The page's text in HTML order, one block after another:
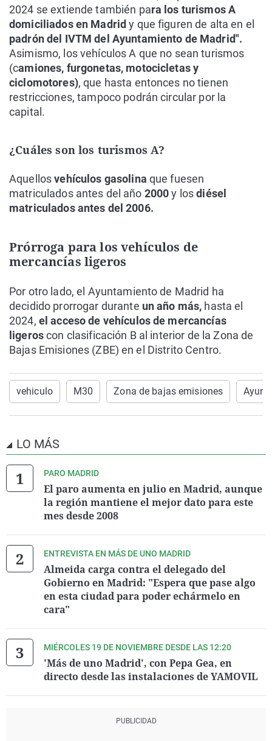
2024 se extiende también para los turismos A
domiciliados en Madrid y que figuren de alta en el
padrón del IVTM del Ayuntamiento de Madrid".
Asimismo, los vehículos A que no sean turismos
(camiones, furgonetas, motocicletas y
ciclomotores), que hasta entonces no tienen
restricciones, tampoco podrán circular por la
capital.
¿Cuáles son los turismos A?
Aquellosvehículos gasolina que fuesen
matriculados antes del año 2000y losdiésel
matriculados antes del 2006.
Prórroga para los vehículos de
mercancías ligeros
Por otro lado, el Ayuntamiento de Madrid ha
decidido prorrogar durante un año más, hasta el
2024, el acceso de vehículos de mercancías
ligeroscon clasificación B al interior de la Zona de
Bajas Emisiones (ZBE) en el Distrito Centro.
vehiculo M30 Zona de bajas emisiones
LO MÁS
PARO MADRID
El paro aumenta en julio en Madrid, aunque
la región mantiene el mejor dato para este
mes desde 2008
ENTREVISTA EN MÁS DE UNO MADRID
Almeida carga contra el delegado del
Gobierno en Madrid: "Espera que pase algo
en esta ciudad para poder echármelo en
cara"
MIÉRCOLES 19 DE NOVIEMBRE DESDE LAS 12:20
'Más de uno Madrid', con Pepa Gea, en
directo desde las instalaciones de YAMOVIL